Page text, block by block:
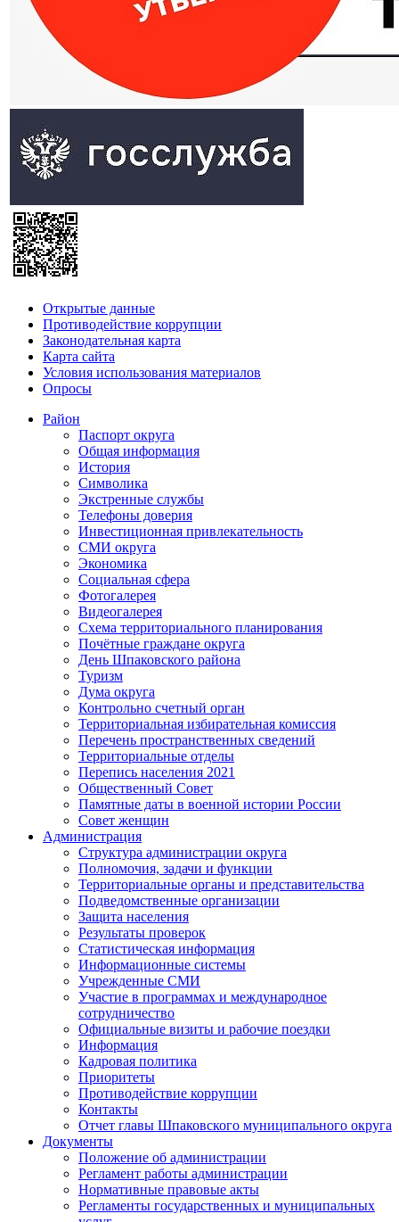
Открытые данные
Противодействие коррупции
Законодательная карта
Карта сайта
Условия использования материалов
Опросы
Район
Паспорт округа
Общая информация
История
Символика
Экстренные службы
Телефоны доверия
Инвестиционная привлекательность
СМИ округа
Экономика
Социальная сфера
Фотогалерея
Видеогалерея
Схема территориального планирования
Почётные граждане округа
День Шпаковского района
Туризм
Дума округа
Контрольно счетный орган
Территориальная избирательная комиссия
Перечень пространственных сведений
Территориальные отделы
Перепись населения 2021
Общественный Совет
Памятные даты в военной истории России
Совет женщин
Администрация
Структура администрации округа
Полномочия, задачи и функции
Территориальные органы и представительства
Подведомственные организации
Защита населения
Результаты проверок
Статистическая информация
Информационные системы
Учрежденные СМИ
Участие в программах и международное
сотрудничество
Официальные визиты и рабочие поездки
Информация
Кадровая политика
Приоритеты
Противодействие коррупции
Контакты
Отчет главы Шпаковского муниципального округа
Документы
Положение об администрации
Регламент работы администрации
Нормативные правовые акты
Регламенты государственных и муниципальных